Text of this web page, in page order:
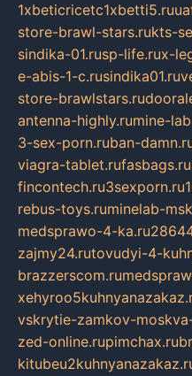
1xbeticricetc1xbetti5.ru
store-brawl-stars.rukts-
sindika-01.rusp-life.rux-
e-abis-1-c.rusindika01.ru
store-brawlstars.ru
antenna-highly.rumine-
3-sex-porn.ruban-
viagra-tablet.rufasbags.ru
fincontech.ru3sexporn.ru
rebus-toys.ruminelab-
medsprawo-4-ka.ru
zajmy24.rutovudyi-4-
brazzerscom.ru
vskrytie-zamkov-
zed-online.rupimchax.ru